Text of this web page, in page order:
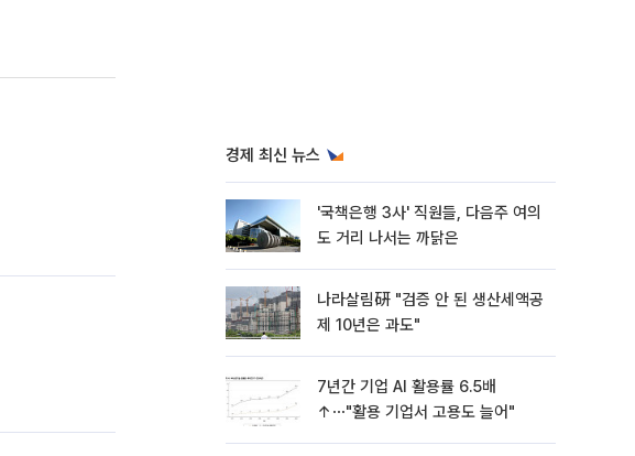
경제 최신 뉴스
'국책은행 3사' 직원들, 다음주 여의
도 거리 나서는 까닭은
나라살림硏 "검증 안 된 생산세액공
제 10년은 과도"
7년간 기업 AI 활용률 6.5배
↑⋯"활용 기업서 고용도 늘어"